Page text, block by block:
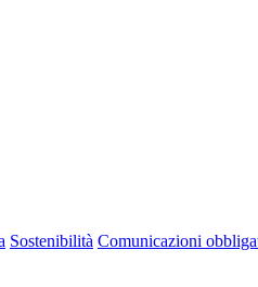
Sostenibilità Comunicazioni